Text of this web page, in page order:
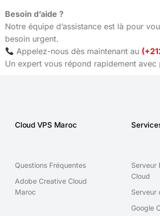
Besoin d’aide ?
Notre équipe d’assistance est là pour
besoin urgent.
Appelez-nous dès maintenant au
Un expert vous répond rapidement
Cloud VPS Maroc
Questions Fréquentes
Adobe Creative Cloud
Maroc
Serveur
Cloud
Serveur
Google